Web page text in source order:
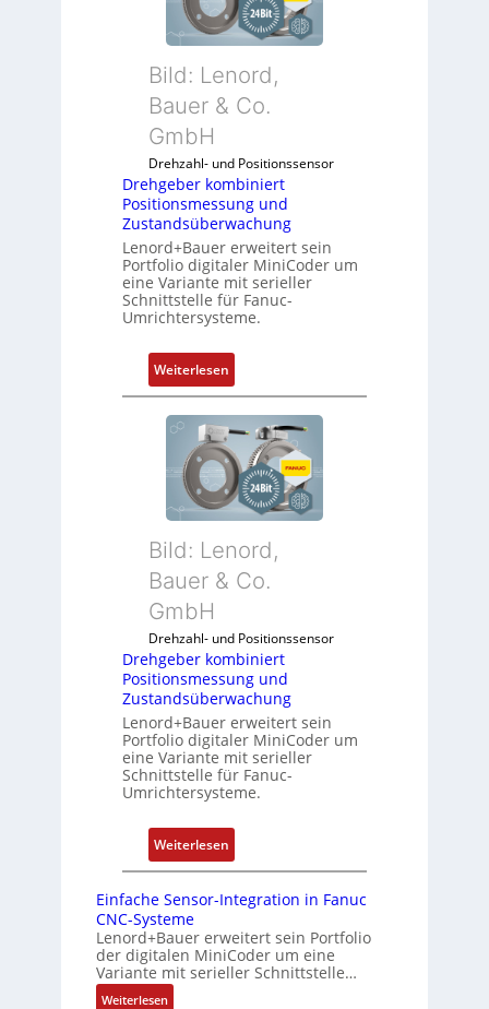
t
s
c
h
e
x
i
b
e
l
f
r
d
i
e
A
n
w
e
d
u
g
k
o
n
f
i
g
u
e
e
f
n
d
u
l
b
r
i
g
e
n
G
u
n
G
a
e
n
R
a
s
p
e
r
y
i
Bild: Lenord,
Bauer & Co.
GmbH
Drehzahl- und Positionssensor
Drehgeber kombiniert
Positionsmessung und
Zustandsüberwachung
Lenord+Bauer erweitert sein
Portfolio digitaler MiniCoder um
eine Variante mit serieller
Schnittstelle für Fanuc-
Umrichtersysteme.
Weiterlesen:
D
r
e
h
g
e
e
m
b
i
i
e
r
t
P
o
s
i
i
o
Bild: Lenord,
Bauer & Co.
GmbH
Drehzahl- und Positionssensor
Drehgeber kombiniert
Positionsmessung und
Zustandsüberwachung
Lenord+Bauer erweitert sein
Portfolio digitaler MiniCoder um
eine Variante mit serieller
Schnittstelle für Fanuc-
Umrichtersysteme.
Weiterlesen:
D
h
g
e
Einfache Sensor-Integration in Fanuc
CNC-Systeme
Lenord+Bauer erweitert sein Portfolio
der digitalen MiniCoder um eine
Variante mit serieller Schnittstelle…
Weiterlesen: